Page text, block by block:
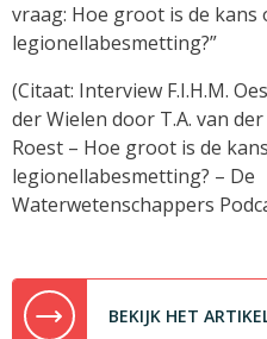
vraag: Hoe groot is de kans
legionellabesmetting?”
(Citaat: Interview F.I.H.M.
der Wielen door T.A. van
Roest – Hoe groot is de
legionellabesmetting? – De
Waterwetenschappers
BEKIJK HET